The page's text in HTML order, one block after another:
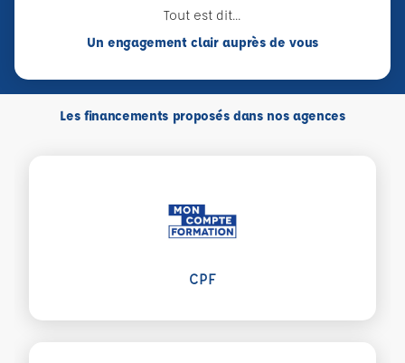
Tout est dit...
Un engagement clair auprès de vous
Les financements proposés dans nos agences
CPF